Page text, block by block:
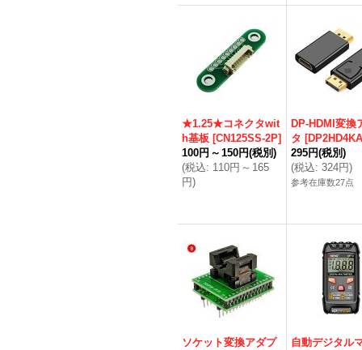
★1.25★コネクタwit
h基板 [CN125SS-2P]
100円 ～ 150円(税別)
(税込: 110円 ～ 165
円)
DP-HDMI変換
タ [DP2HD4KA
295円(税別)
(税込: 324円)
参考在庫数27点
ソケット変換アダプ
自動デジタル